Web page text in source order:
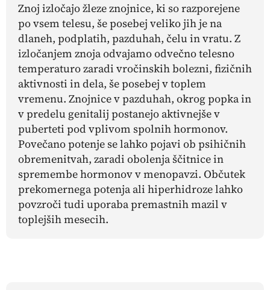
Znoj izločajo žleze znojnice, ki so razporejene
po vsem telesu, še posebej veliko jih je na
dlaneh, podplatih, pazduhah, čelu in vratu. Z
izločanjem znoja odvajamo odvečno telesno
temperaturo zaradi vročinskih bolezni, fizičnih
aktivnosti in dela, še posebej v toplem
vremenu. Znojnice v pazduhah, okrog popka in
v predelu genitalij postanejo aktivnejše v
puberteti pod vplivom spolnih hormonov.
Povečano potenje se lahko pojavi ob psihičnih
obremenitvah, zaradi obolenja ščitnice in
spremembe hormonov v menopavzi. Občutek
prekomernega potenja ali hiperhidroze lahko
povzroči tudi uporaba premastnih mazil v
toplejših mesecih.